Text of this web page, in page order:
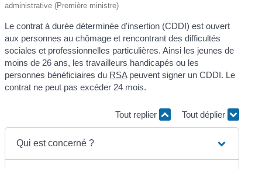
administrative (Première ministre)
Le contrat à durée déterminée d'insertion (CDDI) est ouvert
aux personnes au chômage et rencontrant des difficultés
sociales et professionnelles particulières. Ainsi les jeunes de
moins de 26 ans, les travailleurs handicapés ou les
personnes bénéficiaires du RSApeuvent signer un CDDI. Le
contrat ne peut pas excéder 24 mois.
Tout replier Tout déplier
Qui est concerné ?